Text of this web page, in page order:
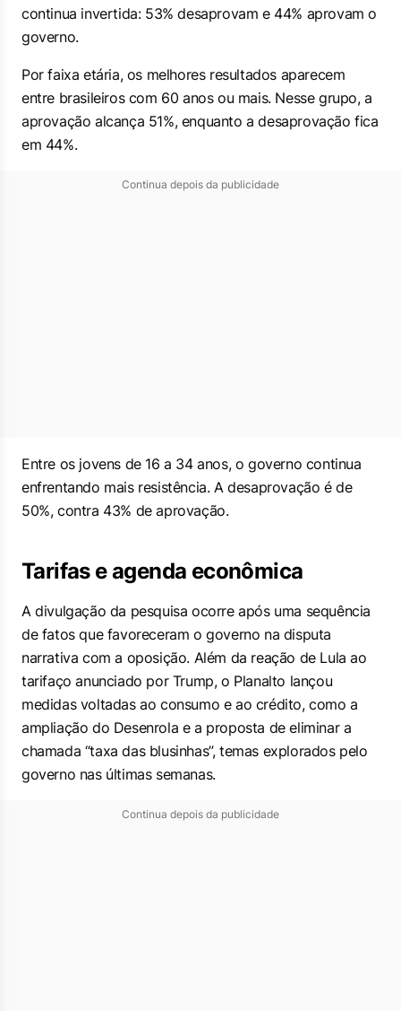
continua invertida: 53% desaprovam e 44% aprovam o
governo.
Por faixa etária, os melhores resultados aparecem
entre brasileiros com 60 anos ou mais. Nesse grupo, a
aprovação alcança 51%, enquanto a desaprovação fica
em 44%.
Continua depois da publicidade
Entre os jovens de 16 a 34 anos, o governo continua
enfrentando mais resistência. A desaprovação é de
50%, contra 43% de aprovação.
Tarifas e agenda econômica
A divulgação da pesquisa ocorre após uma sequência
de fatos que favoreceram o governo na disputa
narrativa com a oposição. Além da reação de Lula ao
tarifaço anunciado por Trump, o Planalto lançou
medidas voltadas ao consumo e ao crédito, como a
ampliação do Desenrola e a proposta de eliminar a
chamada “taxa das blusinhas”, temas explorados pelo
governo nas últimas semanas.
Continua depois da publicidade